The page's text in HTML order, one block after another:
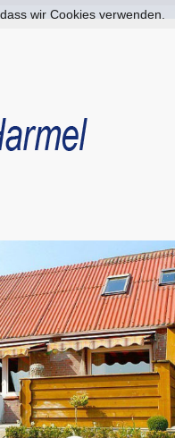
wir Cookies verwenden.